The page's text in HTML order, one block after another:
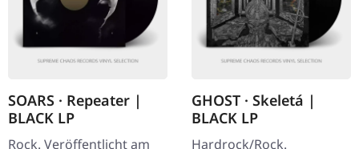
SOARS · Repeater |
BLACK LP
Rock. Veröffentlicht am
GHOST · Skeletá |
BLACK LP
Hardrock/Rock.